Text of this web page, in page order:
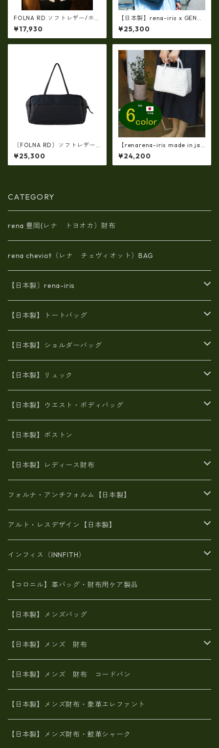
FOLNA RD ソフトレザー/ホイ
ルレザー エンべロープ 長財
布 fo-2993901
¥17,930
【日本製】rena-iris x GENO
VA（IMAIBAG）コラボ製品ラ
ンドセルデザイン・シュリン
クヌメ牛革・リュック（A4/si
¥25,300
〔FOLNA RD〕ソフトレザー
横型ワイドボストンバッグ・f
o-083306
¥25,300
【renarena-iris made in jap
an】【日本製】（6・color)牛
革製品・エナメルクロコ・パ
ーティバッグ ir-663
¥24,200
CATEGORY
rena 豊岡(レナ トヨオカ）財布
rena cheviot（レナ チェヴィオット）BAG
【日本製〕rena-iris
エナメル（パテント）レザー
牛革製品トート・ショルダー
牛革製品リュック
【日本製】トートバッグ
火山灰染めバッグ
8号帆布
豊岡製
ヌメ革バッグ
Ａ3サイズ
オイルレザー
エナメル
がま口
リネン
メタリック
スエード
【日本製】ショルダーバッグ
漂流ロープバッグ
6号蝋引き帆布
火山灰染めバッグ
8号帆布
財布ポシェット
牛革
メタリック
オイルレザー
６号蝋引き帆布
豊岡製品
エナメルクロコ
がま口
斜め掛け
【日本製】リュック
帆布
豊岡
豊岡製
牛革
日本製
【日本製】ウエスト・ボディバッグ
帆布
【日本製】ボストン
【日本製】レディース財布
二つ折り財布
がま口財布
スペインレザー
メタリック
長財布
スペインレザー
佐賀牛革
革友禅染め
L字ファスナー財布
スペインレザー
革友禅染め
ポーチ
ヌメ革
革友禅染め
財布ショルダー
ヌメ革
がま口財布
革友禅染め
山羊革
火山灰染め
名刺入れ・キーケース、他
フォルナ・アンチフォルム【日本製】
BAG
財布・小物
アルト・レスデザイン【日本製】
BAG
財布・小物
インフィス（INNFITH）
BAG
財布・小物
【コロニル】革バッグ・財布用ケア製品
【日本製】メンズバッグ
【日本製】メンズ 財布
象革エレファント【日本製】メンズ 財布
鮫革シャーク【日本製】メンズ 財布
ブライドルレザー【日本製】メンズ 財布
【日本製】メンズ 財布 コードバン
【日本製】メンズ財布・象革エレファント
【日本製】メンズ財布・鮫革シャーク